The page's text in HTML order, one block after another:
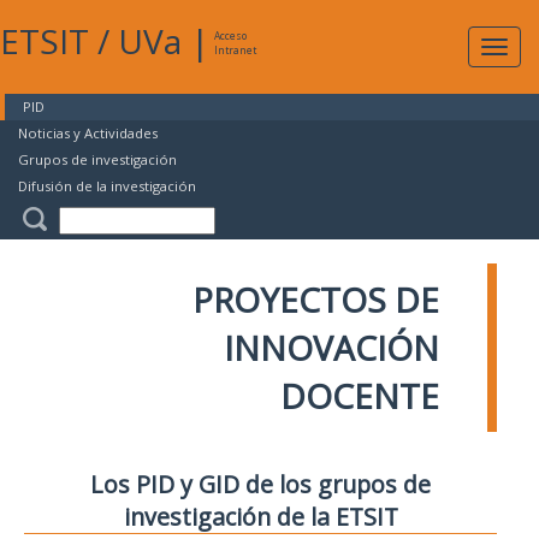
ETSIT / UVa |
Acceso
Intranet
PID
Noticias y Actividades
Grupos de investigación
Difusión de la investigación
PROYECTOS DE
INNOVACIÓN
DOCENTE
Los PID y GID de los grupos de
investigación de la ETSIT